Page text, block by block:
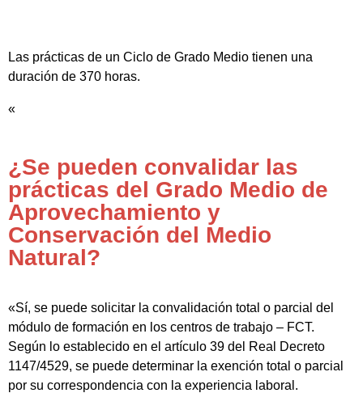
Las prácticas de un Ciclo de Grado Medio tienen una
duración de 370 horas.
«
¿Se pueden convalidar las
prácticas del Grado Medio de
Aprovechamiento y
Conservación del Medio
Natural?
«Sí, se puede solicitar la convalidación total o parcial del
módulo de formación en los centros de trabajo – FCT.
Según lo establecido en el artículo 39 del Real Decreto
1147/4529, se puede determinar la exención total o parcial
por su correspondencia con la experiencia laboral.